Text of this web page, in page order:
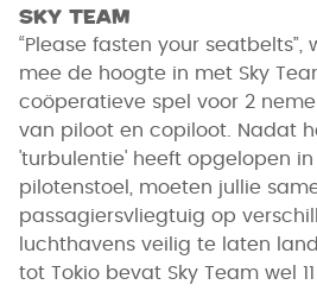
Sky Team
“Please fasten your seatbelts”,
mee de hoogte in met Sky
coöperatieve spel voor 2
van piloot en copiloot. Nadat
'turbulentie' heeft opgelopen
pilotenstoel, moeten jullie
passagiersvliegtuig op
luchthavens veilig te laten
tot Tokio bevat Sky Team wel